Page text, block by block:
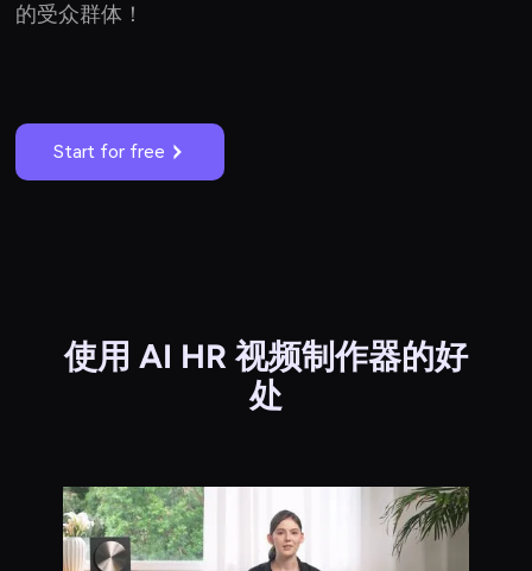
的受众群体！
Start for free
使用 AI HR 视频制作器的好
处